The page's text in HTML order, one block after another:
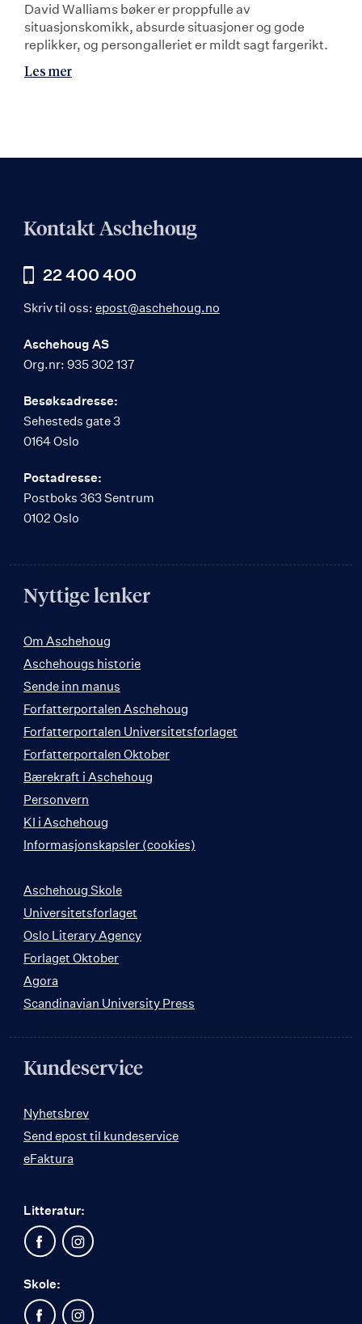
David Walliams bøker er proppfulle av
situasjonskomikk, absurde situasjoner og gode
replikker, og persongalleriet er mildt sagt fargerikt.
Les mer
Kontakt Aschehoug
22 400 400
Skriv til oss: epost@aschehoug.no
Aschehoug AS
Org.nr: 935 302 137
Besøksadresse:
Sehesteds gate 3
0164 Oslo
Postadresse:
Postboks 363 Sentrum
0102 Oslo
Nyttige lenker
Om Aschehoug
Aschehougs historie
Sende inn manus
Forfatterportalen Aschehoug
Forfatterportalen Universitetsforlaget
Forfatterportalen Oktober
Bærekraft i Aschehoug
Personvern
KI i Aschehoug
Informasjonskapsler (cookies)
Aschehoug Skole
Universitetsforlaget
Oslo Literary Agency
Forlaget Oktober
Agora
Scandinavian University Press
Kundeservice
Nyhetsbrev
Send epost til kundeservice
eFaktura
Litteratur:
Skole: